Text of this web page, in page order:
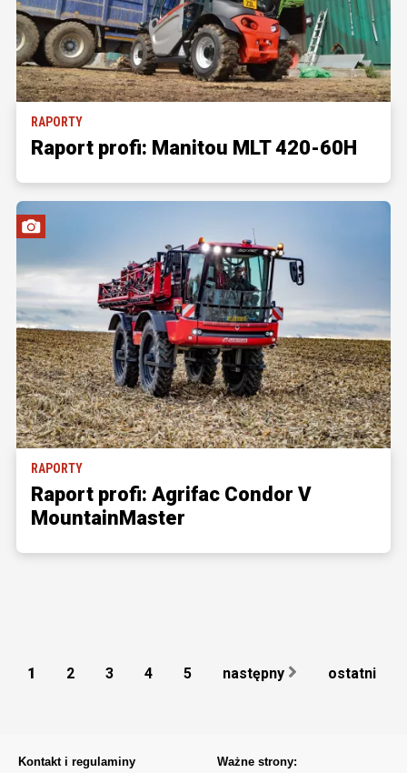
RAPORTY
Raport profi: Manitou MLT 420-60H
RAPORTY
Raport profi: Agrifac Condor V
MountainMaster
1 2 3 4 5 następny ostatni
Kontakt i regulaminy
Ważne strony: